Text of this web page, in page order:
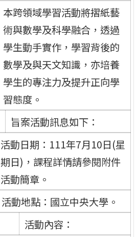
本跨領域學習活動將摺紙藝
術與數學及科學融合，透過
學生動手實作，學習背後的
數學及與天文知識，亦培養
學生的專注力及提升正向學
習態度。
旨案活動訊息如下：
活動日期：111年7月10日(星
期日)，課程詳情請參閱附件
活動簡章。
活動地點：國立中央大學。
活動內容：